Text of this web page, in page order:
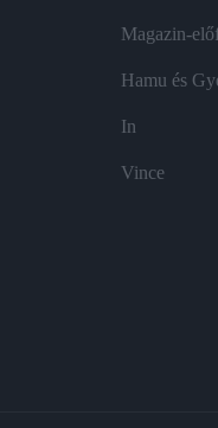
Magazin-
Hamu és
In
Vince